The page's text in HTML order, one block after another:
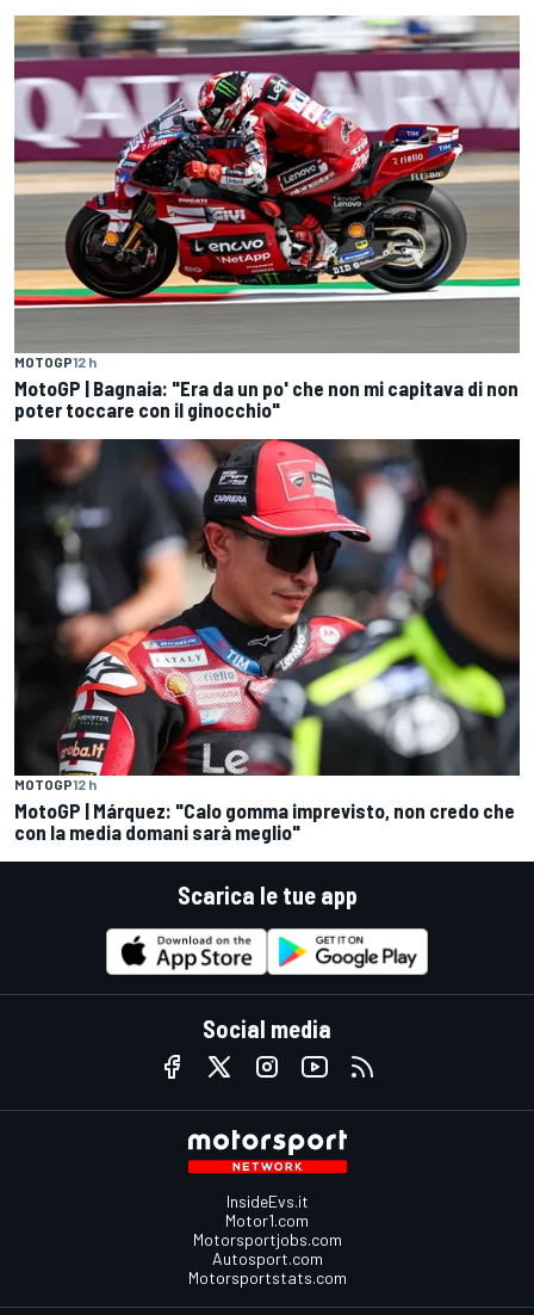
MOTOGP12 h
MotoGP | Bagnaia: "Era da un po' che non mi capitava di non
poter toccare con il ginocchio"
MOTOGP12 h
MotoGP | Márquez: "Calo gomma imprevisto, non credo che
con la media domani sarà meglio"
Scarica le tue app
Social media
InsideEvs.it
Motor1.com
Motorsportjobs.com
Autosport.com
Motorsportstats.com